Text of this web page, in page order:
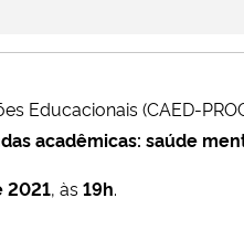
Educacionais (CAED-
acadêmicas: saúde
2021, às19h.